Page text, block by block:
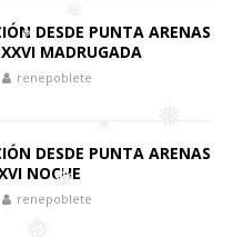
❅
❅
DESDE PUNTA ARENAS
MADRUGADA
renepoblete
DESDE PUNTA ARENAS
NOCHE
renepoblete